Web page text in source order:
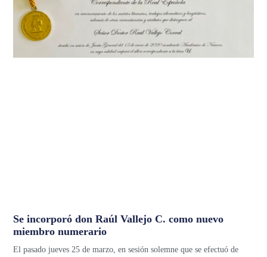
Se incorporó don Raúl Vallejo C. como nuevo
miembro numerario
El pasado jueves 25 de marzo, en sesión solemne que se efectuó de